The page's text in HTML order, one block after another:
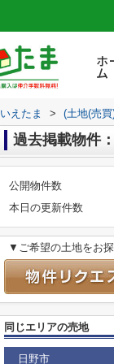
ホ
ム
いえたま > (土地(売
過去掲載物件
公開物件数
本日の更新件数
▼ご希望の土地をお
同じエリアの売地
日野市